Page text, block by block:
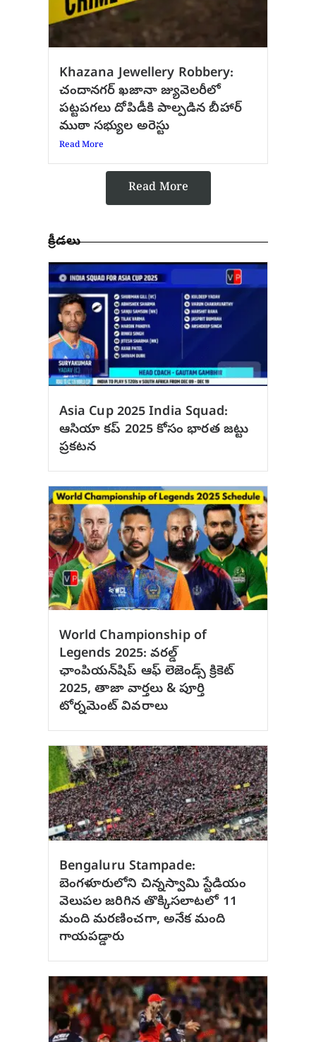
Khazana Jewellery Robbery:
చందానగర్ ఖజానా జ్యువెలరీలో
పట్టపగలు దోపిడీకి పాల్పడిన బీహార్
ముఠా సభ్యుల అరెస్టు
Read More
Read More
క్రీడలు
Asia Cup 2025 India Squad:
ఆసియా కప్ 2025 కోసం భారత జట్టు
ప్రకటన
World Championship of
Legends 2025: వరల్డ్
ఛాంపియన్‌షిప్ ఆఫ్ లెజెండ్స్ క్రికెట్
2025, తాజా వార్తలు & పూర్తి
టోర్నమెంట్ వివరాలు
Bengaluru Stampade:
బెంగళూరులోని చిన్నస్వామి స్టేడియం
వెలుపల జరిగిన తొక్కిసలాటలో 11
మంది మరణించగా, అనేక మంది
గాయపడ్డారు